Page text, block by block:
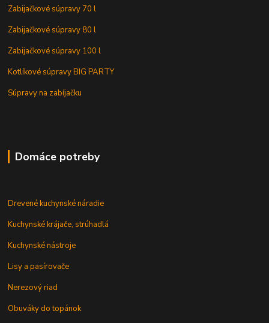
Zabijačkové súpravy 70 l
Zabijačkové súpravy 80 l
Zabijačkové súpravy 100 l
Kotlíkové súpravy BIG PARTY
Súpravy na zabíjačku
Domáce potreby
Drevené kuchynské náradie
Kuchynské krájače, strúhadlá
Kuchynské nástroje
Lisy a pasírovače
Nerezový riad
Obuváky do topánok